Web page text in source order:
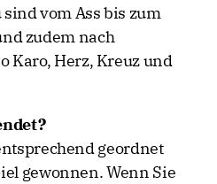
vom Ass bis zum
zudem nach
Karo, Herz, Kreuz und
geordnet
gewonnen. Wenn Sie